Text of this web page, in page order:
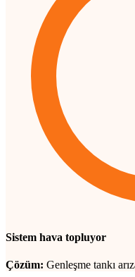
Sistem hava topluyor
Çözüm: Genleşme tankı